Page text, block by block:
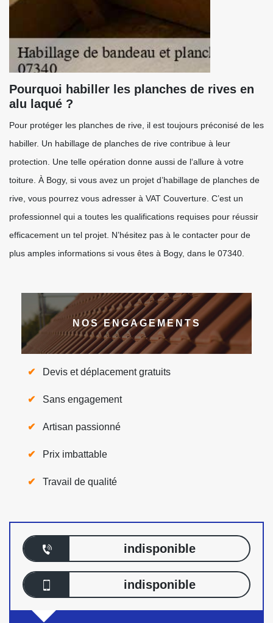
Pourquoi habiller les planches de rives en
alu laqué ?
Pour protéger les planches de rive, il est toujours préconisé de les
habiller. Un habillage de planches de rive contribue à leur
protection. Une telle opération donne aussi de l‘allure à votre
toiture. À Bogy, si vous avez un projet d’habillage de planches de
rive, vous pourrez vous adresser à VAT Couverture. C’est un
professionnel qui a toutes les qualifications requises pour réussir
efficacement un tel projet. N’hésitez pas à le contacter pour de
plus amples informations si vous êtes à Bogy, dans le 07340.
NOS ENGAGEMENTS
Devis et déplacement gratuits
Sans engagement
Artisan passionné
Prix imbattable
Travail de qualité
indisponible
indisponible